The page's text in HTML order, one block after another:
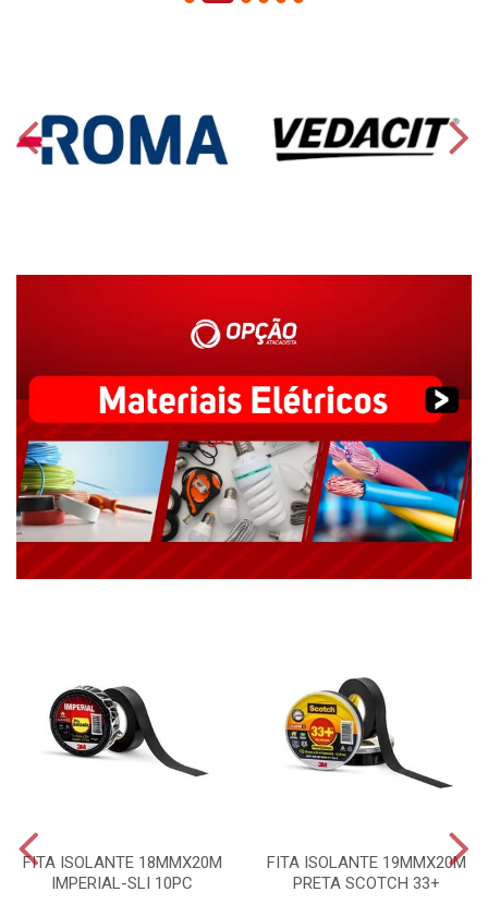
FITA ISOLANTE 18MMX20M
IMPERIAL-SLI 10PC
FITA ISOLANTE 19MMX20M
PRETA SCOTCH 33+